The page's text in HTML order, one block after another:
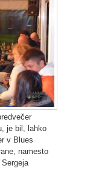
je bil, lahko
v Blues
namesto